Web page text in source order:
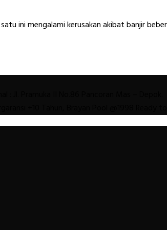
ini mengalami kerusakan akibat banjir